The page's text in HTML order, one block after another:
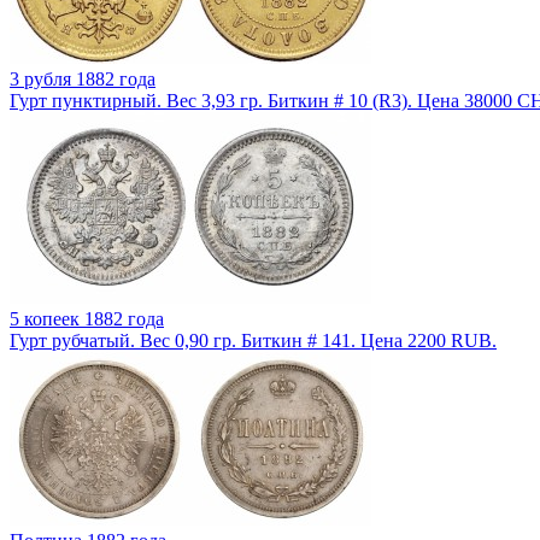
3 рубля 1882 года
Гурт пунктирный. Вес 3,93 гр. Биткин # 10 (R3). Цена 38000
5 копеек 1882 года
Гурт рубчатый. Вес 0,90 гр. Биткин # 141. Цена 2200 RUB.